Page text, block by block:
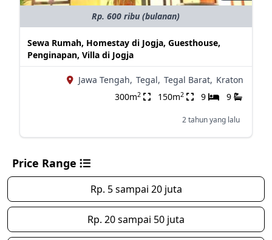
Rp. 600 ribu (bulanan)
Sewa Rumah, Homestay di Jogja, Guesthouse,
Penginapan, Villa di Jogja
Jawa Tengah, Tegal, Tegal Barat, Kraton
300m2 150m2 9 9
2 tahun yang lalu
Price Range
Rp. 5 sampai 20 juta
Rp. 20 sampai 50 juta